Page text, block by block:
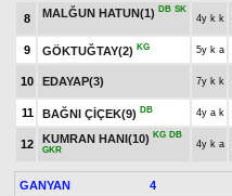
8 MALĞUN HATUN(1) DB SK
4y k k
9 GÖKTUĞTAY(2) KG 5y k a
10 EDAYAP(3) 7y k k
11 BAĞNI ÇİÇEK(9) DB 4y a k
12 KUMRAN HANI(10) KG DB
GKR
4y k a
GANYAN 4